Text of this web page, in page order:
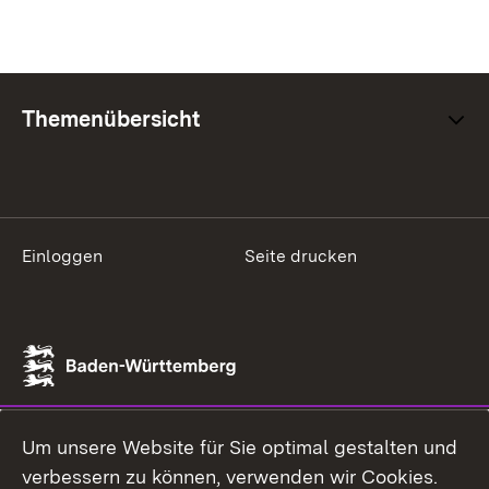
Themenübersicht
Einloggen Seite drucken
Um unsere Website für Sie optimal gestalten und
verbessern zu können, verwenden wir Cookies.